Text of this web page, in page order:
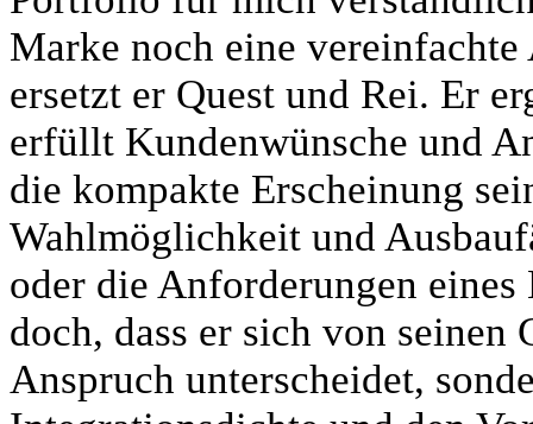
Marke noch eine
ersetzt er Quest und Rei. Er
erfüllt Kundenwünsche und
die kompakte Erscheinung
Wahlmöglichkeit und
oder die Anforderungen
doch, dass er sich von
Anspruch unterscheidet,